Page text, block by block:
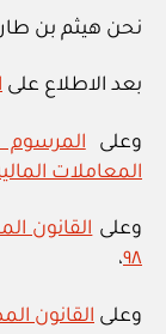
نحن هيثم بن
بعد الاطلاع على
وعلى
المعاملات
وعلى
٩٨،
وعلى